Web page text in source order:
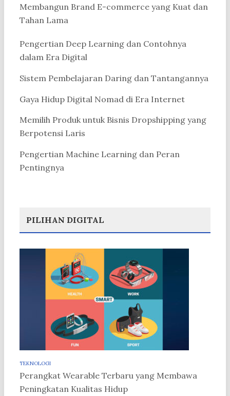
Membangun Brand E-commerce yang Kuat dan
Tahan Lama
Pengertian Deep Learning dan Contohnya
dalam Era Digital
Sistem Pembelajaran Daring dan Tantangannya
Gaya Hidup Digital Nomad di Era Internet
Memilih Produk untuk Bisnis Dropshipping yang
Berpotensi Laris
Pengertian Machine Learning dan Peran
Pentingnya
PILIHAN DIGITAL
TEKNOLOGI
Perangkat Wearable Terbaru yang Membawa
Peningkatan Kualitas Hidup